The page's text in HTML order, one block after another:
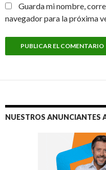
Guarda mi nombre,
navegador para la próxima
NUESTROS ANUNCIANTES